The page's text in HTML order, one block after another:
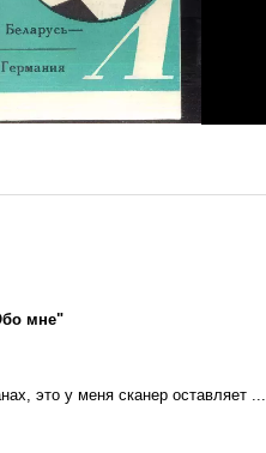
мне"
это у меня сканер оставляет ...